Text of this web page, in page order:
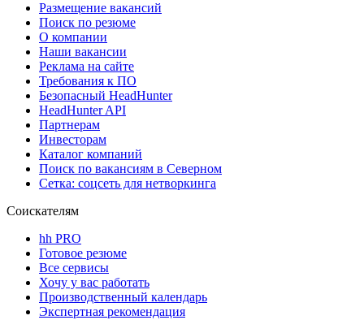
Размещение вакансий
Поиск по резюме
О компании
Наши вакансии
Реклама на сайте
Требования к ПО
Безопасный HeadHunter
HeadHunter API
Партнерам
Инвесторам
Каталог компаний
Поиск по вакансиям в Северном
Сетка: соцсеть для нетворкинга
Соискателям
hh PRO
Готовое резюме
Все сервисы
Хочу у вас работать
Производственный календарь
Экспертная рекомендация